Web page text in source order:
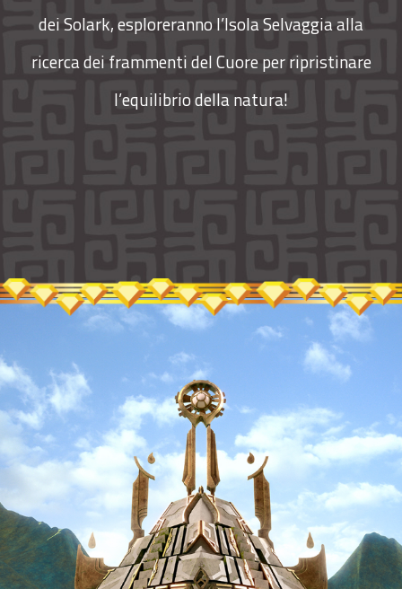
dei Solark, esploreranno l’Isola Selvaggia alla
ricerca dei frammenti del Cuore per ripristinare
l’equilibrio della natura!